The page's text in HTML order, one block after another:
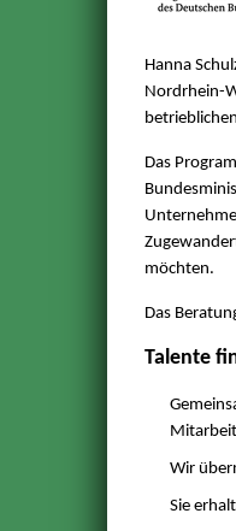
Hanna
Nordrhein-
Das
möchten.
Das
Talente
Wir
Sie